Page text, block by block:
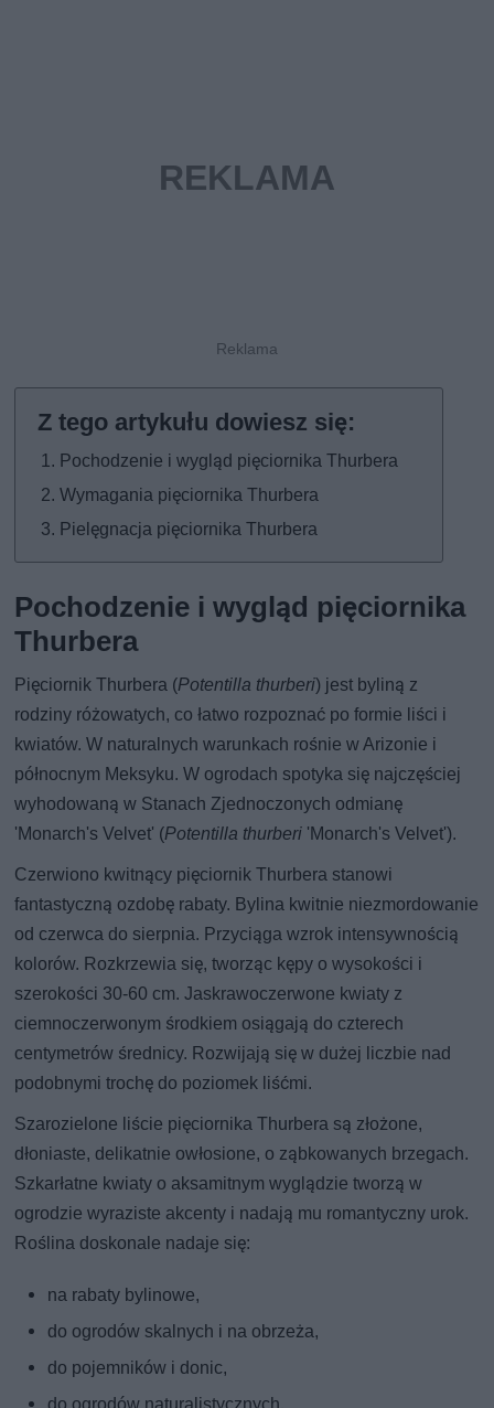
Pochodzenie i wygląd pięciornika Thurbera
Wymagania pięciornika Thurbera
Pielęgnacja pięciornika Thurbera
Pochodzenie i wygląd pięciornika
Thurbera
Pięciornik Thurbera (Potentilla thurberi) jest byliną z
rodziny różowatych, co łatwo rozpoznać po formie liści i
kwiatów. W naturalnych warunkach rośnie w Arizonie i
północnym Meksyku. W ogrodach spotyka się najczęściej
wyhodowaną w Stanach Zjednoczonych odmianę
'Monarch's Velvet' (Potentilla thurberi 'Monarch's Velvet').
Czerwiono kwitnący pięciornik Thurbera stanowi
fantastyczną ozdobę rabaty. Bylina kwitnie niezmordowanie
od czerwca do sierpnia. Przyciąga wzrok intensywnością
kolorów. Rozkrzewia się, tworząc kępy o wysokości i
szerokości 30-60 cm. Jaskrawoczerwone kwiaty z
ciemnoczerwonym środkiem osiągają do czterech
centymetrów średnicy. Rozwijają się w dużej liczbie nad
podobnymi trochę do poziomek liśćmi.
Szarozielone liście pięciornika Thurbera są złożone,
dłoniaste, delikatnie owłosione, o ząbkowanych brzegach.
Szkarłatne kwiaty o aksamitnym wyglądzie tworzą w
ogrodzie wyraziste akcenty i nadają mu romantyczny urok.
Roślina doskonale nadaje się:
na rabaty bylinowe,
do ogrodów skalnych i na obrzeża,
do pojemników i donic,